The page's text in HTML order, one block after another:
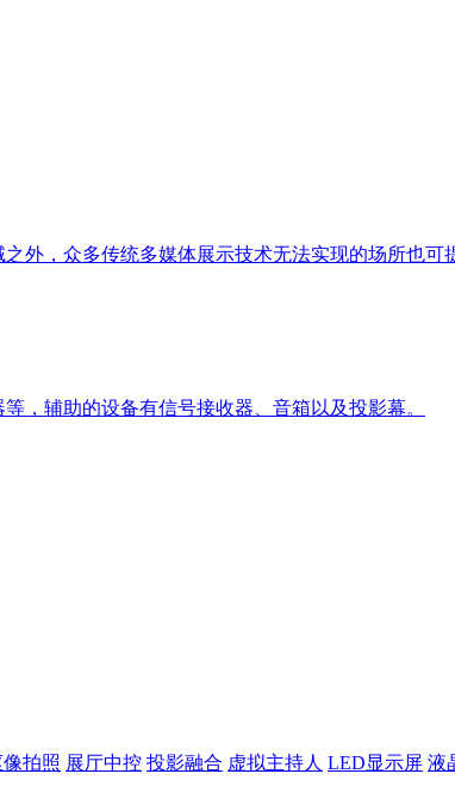
外，众多传统多媒体展示技术无法实现的场所也可
，辅助的设备有信号接收器、音箱以及投影幕。
拍照 展厅中控 投影融合 虚拟主持人 LED显示屏 液